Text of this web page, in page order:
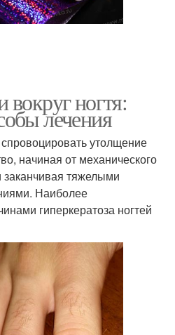
ногтя:
лечения
утолщение
начиная от механического
тяжелыми
Наиболее
гиперкератоза ногтей